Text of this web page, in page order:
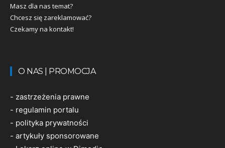
Masz dla nas temat?
Chcesz się zareklamować?
Czekamy na kontakt!
O NAS | PROMOCJA
- zastrzeżenia prawne
- regulamin portalu
- polityka prywatności
- artykuły sponsorowane